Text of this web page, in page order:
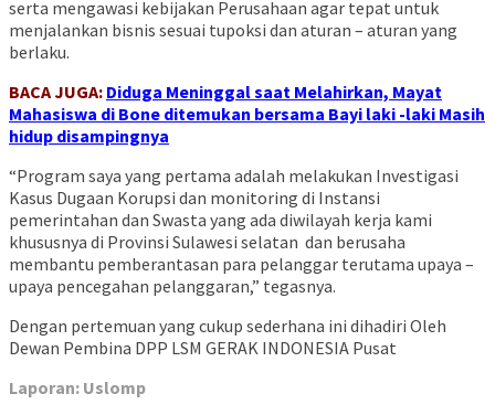
serta mengawasi kebijakan Perusahaan agar tepat untuk
menjalankan bisnis sesuai tupoksi dan aturan – aturan yang
berlaku.
BACA JUGA: Diduga Meninggal saat Melahirkan, Mayat
Mahasiswa di Bone ditemukan bersama Bayi laki -laki Masih
hidup disampingnya
“Program saya yang pertama adalah melakukan Investigasi
Kasus Dugaan Korupsi dan monitoring di Instansi
pemerintahan dan Swasta yang ada diwilayah kerja kami
khususnya di Provinsi Sulawesi selatan dan berusaha
membantu pemberantasan para pelanggar terutama upaya –
upaya pencegahan pelanggaran,” tegasnya.
Dengan pertemuan yang cukup sederhana ini dihadiri Oleh
Dewan Pembina DPP LSM GERAK INDONESIA Pusat
Laporan: Uslomp